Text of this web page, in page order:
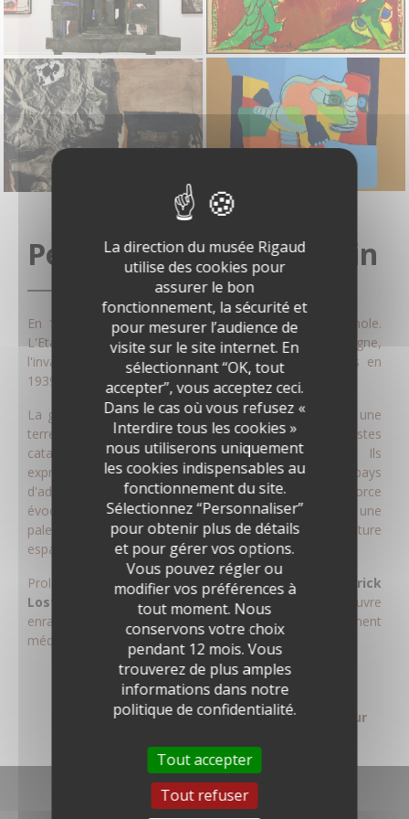
Perpignan contemporain
En 1931 est instaurée la Seconde République espagnole.
L'Etat catalan est proclamé. En 1936, la guerre d'Espagne,
l'invasion franquiste puis la victoire des nationalistes en
1939 mettront fin à cette autonomie.
La guerre d’Espagne et laRetirada, font de Perpignan une
terre exil et marquent l’oeuvre de nombreux artistes
catalans :
Antoni Clavé,Josep Grau-Garriga
… Ils
expriment l'exil et considèrent alors la France comme pays
d'adoption et la Catalogne comme terre perdue. A la force
évocatrice, leur art utilise des matériaux humbles et une
palette sombre, dont l'héritage direct vient de la peinture
espagnole.
Prolongeant cette tradition,Jean Capdeville
Patrick
Loste
Roger Cosme-Estèvecréent une oeuvre
enracinée, sombre et brutale, éminemment
méditerranéenne.
Partager cette page sur
La direction du musée Rigaud
utilise des cookies pour
assurer le bon
fonctionnement, la sécurité et
pour mesurer l’audience de
visite sur le site internet. En
sélectionnant “OK, tout
accepter”, vous acceptez ceci.
Dans le cas où vous refusez «
Interdire tous les cookies »
nous utiliserons uniquement
les cookies indispensables au
fonctionnement du site.
Sélectionnez “Personnaliser”
pour obtenir plus de détails
et pour gérer vos options.
Vous pouvez régler ou
modifier vos préférences à
tout moment. Nous
conservons votre choix
pendant 12 mois. Vous
trouverez de plus amples
informations dans notre
politique de confidentialité.
Tout accepter
Tout refuser